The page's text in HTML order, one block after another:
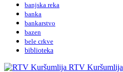
banjska reka
banka
bankarstvo
bazen
bele crkve
biblioteka
RTV Kuršumlija